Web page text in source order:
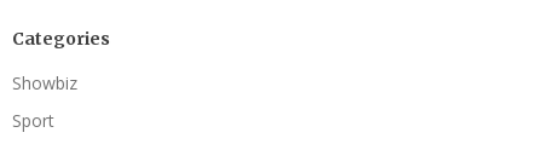
Categories
Showbiz
Sport